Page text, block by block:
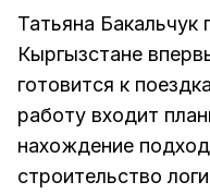
Татьяна Бакальчук
Кыргызстане
готовится к
работу входит
нахождение
строительство